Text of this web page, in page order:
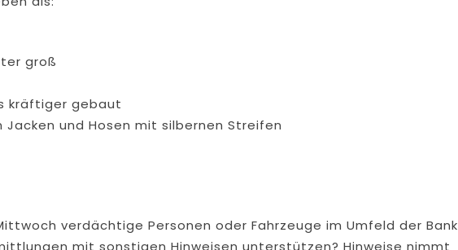
groß
kräftiger gebaut
und Hosen mit silbernen Streifen
verdächtige Personen oder Fahrzeuge im Umfeld der Bank
mit sonstigen Hinweisen unterstützen? Hinweise nimmt